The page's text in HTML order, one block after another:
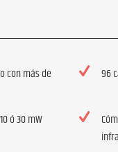
con más de 96
ó 30 mW